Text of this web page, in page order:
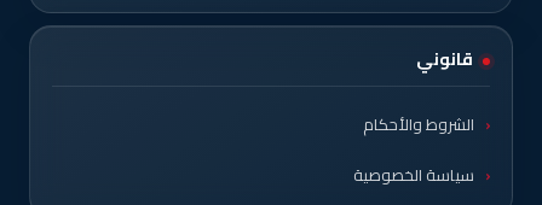
قانوني
الشروط والأحكام
سياسة الخصوصية